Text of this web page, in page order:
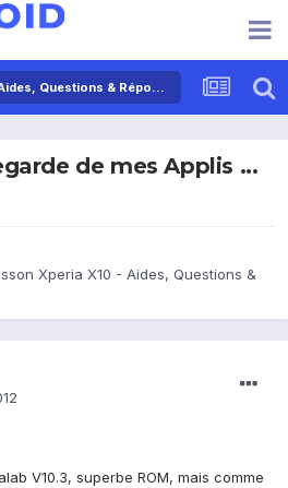
Sony Ericsson Xperia X10 - Aides, Questions & Réponses
de mes Applis ...
Xperia X10 - Aides, Questions &
V10.3, superbe ROM, mais comme